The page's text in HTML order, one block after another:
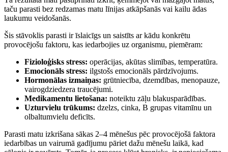
taču parasti bez redzamas matu līnijas atkāpšanās vai kailu ādas
laukumu veidošanās.
Šis stāvoklis parasti ir īslaicīgs un saistīts ar kādu konkrētu
provocējošu faktoru, kas iedarbojies uz organismu, piemēram:
Fizioloģisks stress: operācijas, akūtas slimības, temperatūra.
Emocionāls stress: ilgstošs emocionāls pārdzīvojums.
Hormonālas izmaiņas: grūtniecība, dzemdības, menopauze,
vairogdziedzera traucējumi.
Medikamentu lietošana: noteiktu zāļu blakusparādības.
Uzturvielu trūkums: dzelzs, cinka, B grupas vitamīnu un
olbaltumvielu deficīts.
Parasti matu izkrišana sākas 2–4 mēnešus pēc provocējošā faktora
iedarbības un vairumā gadījumu pāriet dažu mēnešu laikā, kad